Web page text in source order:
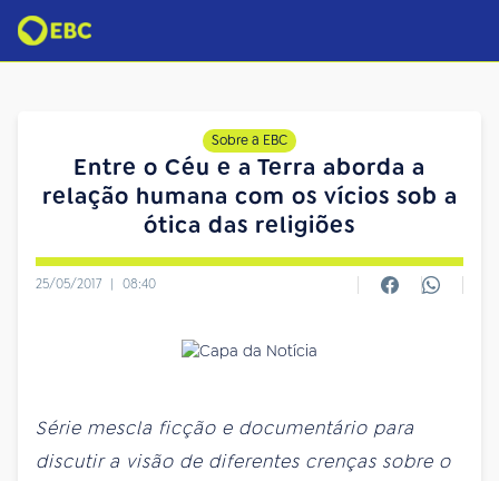
Sobre a EBC
Entre o Céu e a Terra aborda a
relação humana com os vícios sob a
ótica das religiões
25/05/2017 | 08:40
Série mescla ficção e documentário para
discutir a visão de diferentes crenças sobre o